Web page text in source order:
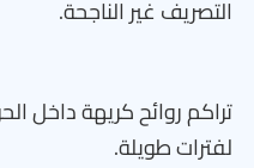
التصريف غير الناجحة.
تراكم روائح كريهة داخل
لفترات طويلة.